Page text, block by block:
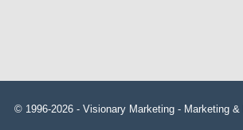
© 1996-2026 - Visionary Marketing - Marketing &